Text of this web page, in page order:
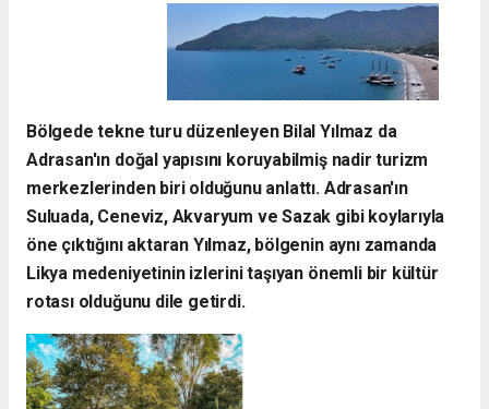
Bölgede tekne turu düzenleyen Bilal Yılmaz da
Adrasan'ın doğal yapısını koruyabilmiş nadir turizm
merkezlerinden biri olduğunu anlattı. Adrasan'ın
Suluada, Ceneviz, Akvaryum ve Sazak gibi koylarıyla
öne çıktığını aktaran Yılmaz, bölgenin aynı zamanda
Likya medeniyetinin izlerini taşıyan önemli bir kültür
rotası olduğunu dile getirdi.